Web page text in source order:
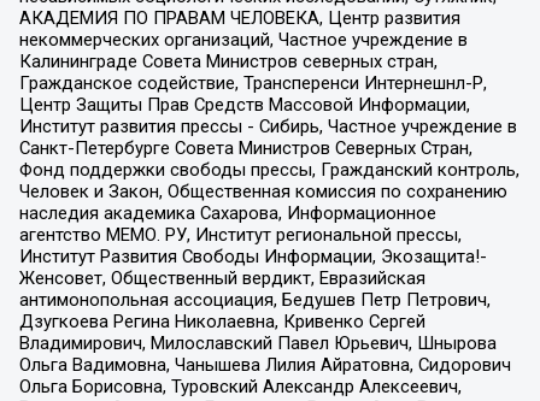
АКАДЕМИЯ ПО ПРАВАМ ЧЕЛОВЕКА, Центр развития
некоммерческих организаций, Частное учреждение в
Калининграде Совета Министров северных стран,
Гражданское содействие, Трансперенси Интернешнл-Р,
Центр Защиты Прав Средств Массовой Информации,
Институт развития прессы - Сибирь, Частное учреждение в
Санкт-Петербурге Совета Министров Северных Стран,
Фонд поддержки свободы прессы, Гражданский контроль,
Человек и Закон, Общественная комиссия по сохранению
наследия академика Сахарова, Информационное
агентство МЕМО. РУ, Институт региональной прессы,
Институт Развития Свободы Информации, Экозащита!-
Женсовет, Общественный вердикт, Евразийская
антимонопольная ассоциация, Бедушев Петр Петрович,
Дзугкоева Регина Николаевна, Кривенко Сергей
Владимирович, Милославский Павел Юрьевич, Шнырова
Ольга Вадимовна, Чанышева Лилия Айратовна, Сидорович
Ольга Борисовна, Туровский Александр Алексеевич,